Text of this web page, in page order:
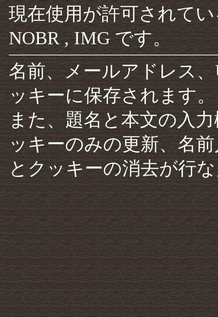
現在使用が許可されて
NOBR , IMG です。
名前、メールアドレス
ッキーに保存されます。
また、題名と本文の入
ッキーのみの更新、名
とクッキーの消去が行